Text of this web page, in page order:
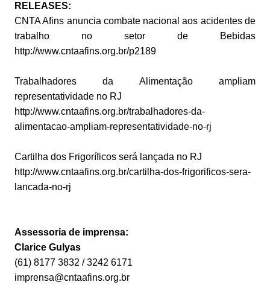
RELEASES:
CNTA Afins anuncia combate nacional aos acidentes de
trabalho no setor de Bebidas
http://www.cntaafins.org.br/p2189
Trabalhadores da Alimentação ampliam
representatividade no RJ
http://www.cntaafins.org.br/trabalhadores-da-
alimentacao-ampliam-representatividade-no-rj
Cartilha dos Frigoríficos será lançada no RJ
http://www.cntaafins.org.br/cartilha-dos-frigorificos-sera-
lancada-no-rj
Assessoria de imprensa:
Clarice Gulyas
(61) 8177 3832 / 3242 6171
imprensa@cntaafins.org.br